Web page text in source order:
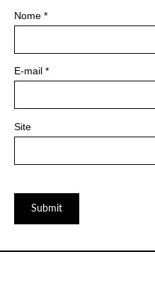
Nome *
E-mail *
Site